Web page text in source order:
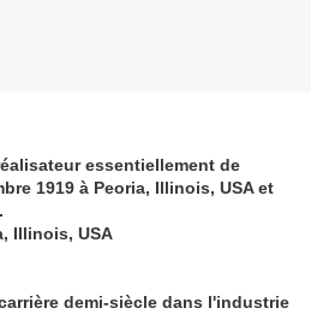
essentiellement de
1919 à Peoria, Illinois, USA et
Illinois, USA
demi-siècle dans l'industrie